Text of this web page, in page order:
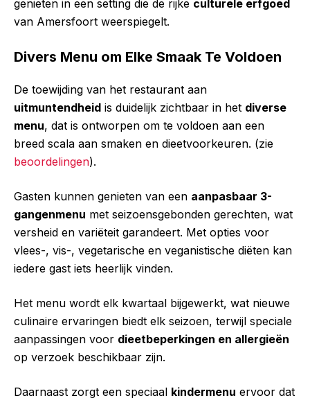
genieten in een setting die de rijke culturele erfgoed
van Amersfoort weerspiegelt.
Divers Menu om Elke Smaak Te Voldoen
De toewijding van het restaurant aan
uitmuntendheid is duidelijk zichtbaar in het diverse
menu, dat is ontworpen om te voldoen aan een
breed scala aan smaken en dieetvoorkeuren. (zie
beoordelingen).
Gasten kunnen genieten van een aanpasbaar 3-
gangenmenu met seizoensgebonden gerechten, wat
versheid en variëteit garandeert. Met opties voor
vlees-, vis-, vegetarische en veganistische diëten kan
iedere gast iets heerlijk vinden.
Het menu wordt elk kwartaal bijgewerkt, wat nieuwe
culinaire ervaringen biedt elk seizoen, terwijl speciale
aanpassingen voor dieetbeperkingen en allergieën
op verzoek beschikbaar zijn.
Daarnaast zorgt een speciaal kindermenu ervoor dat